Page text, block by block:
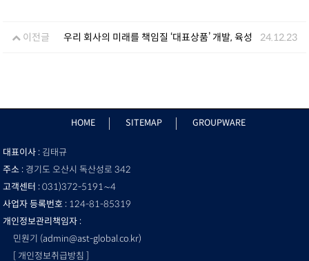
이전글 우리 회사의 미래를 책임질 ‘대표상품’ 개발, 육성 24.12.23
대표이사 : 김태규
주소 : 경기도 오산시 독산성로 342
고객센터 :031)372-5191∼4
사업자 등록번호 : 124-81-85319
개인정보관리책임자 :
민원기 (admin@ast-global.co.kr)
[ 개인정보취급방침 ]
HOME SITEMAP GROUPWARE